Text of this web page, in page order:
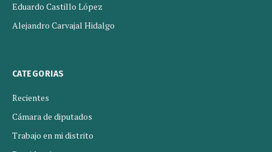
Eduardo Castillo López
Alejandro Carvajal Hidalgo
CATEGORIAS
Recientes
Cámara de diputados
Trabajo en mi distrito